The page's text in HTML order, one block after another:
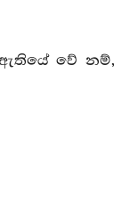
ඇතියේ වේ නම්,